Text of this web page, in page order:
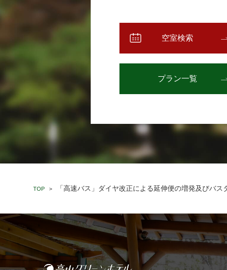
空室検索
プラン一覧
TOP > 「高速バス」ダイヤ改正による延伸便の増発及びバ